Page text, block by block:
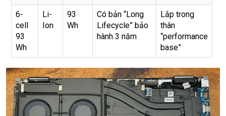
6-
cell
93
Wh
Li-
Ion
93
Wh
Có bản “Long
Lifecycle” bảo
hành 3 năm
Lắp trong
thân
“performance
base”